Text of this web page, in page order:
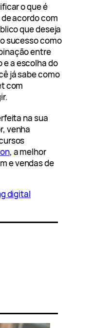
o que é
acordo com
que deseja
sucesso como
entre
a escolha do
já sabe como
com
na sua
venha
, a melhor
e vendas de
digital